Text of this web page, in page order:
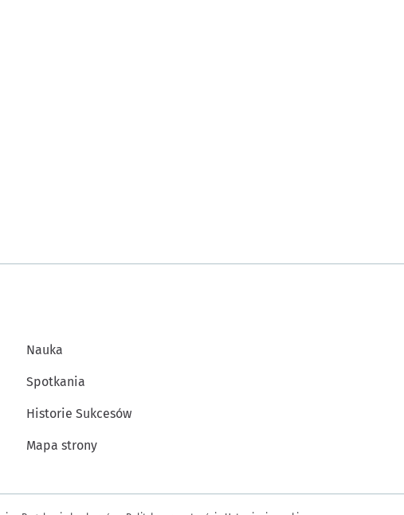
Nauka
Spotkania
Historie Sukcesów
Mapa strony